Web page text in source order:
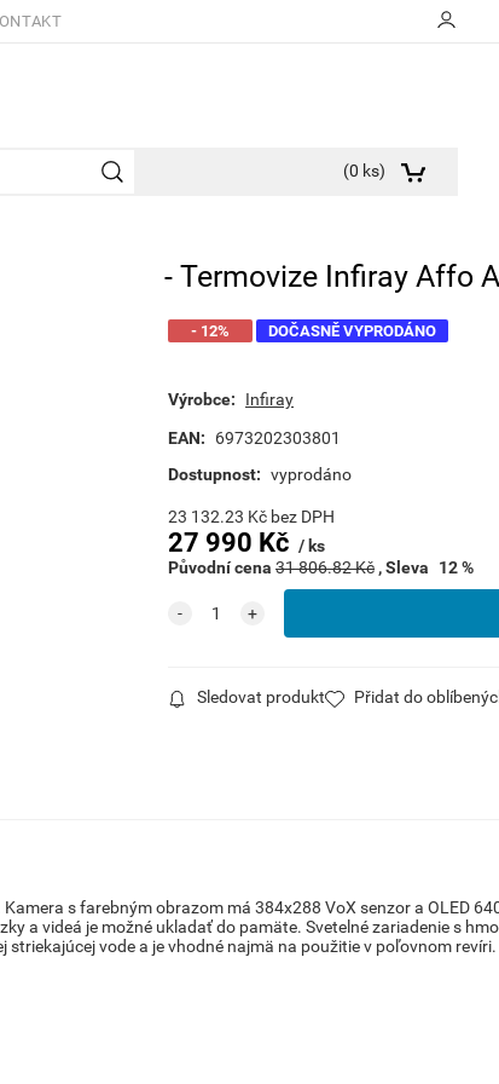
(0 ks)
- Termovize Infiray Affo
- 12% DOČASNĚ VYPRODÁNO
Výrobce:
Infiray
EAN:
6973202303801
Dostupnost: vyprodáno
23 132.23 Kč bez DPH
27 990 Kč
ks
Původní cena 31 806.82Kč Sleva 12%
Sledovat produkt Přidat do
Kamera s farebným obrazom má 384x288 VoX senzor a OLED
a videá je možné ukladať do pamäte. Svetelné zariadenie s
vode a je vhodné najmä na použitie v poľovnom revíri.